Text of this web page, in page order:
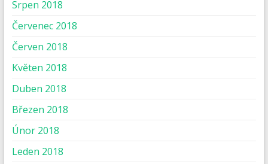
Srpen 2018
Červenec 2018
Červen 2018
Květen 2018
Duben 2018
Březen 2018
Únor 2018
Leden 2018